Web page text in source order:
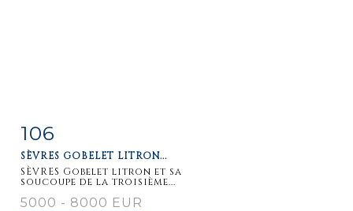
Item detail
106
SÈVRES GOBELET LITRON...
SÈVRES Gobelet litron et sa
soucoupe de la troisième...
5000 - 8000 EUR